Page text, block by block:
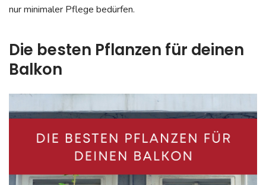
nur minimaler Pflege bedürfen.
Die besten Pflanzen für deinen
Balkon